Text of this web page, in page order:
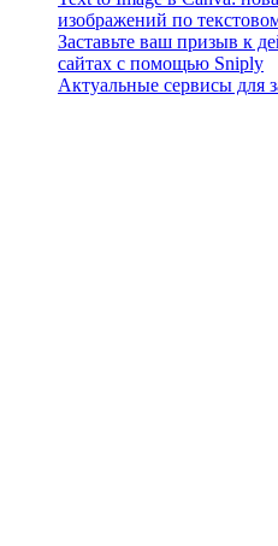
изображений по
Заставьте ваш призыв к
сайтах с помощью Sniply
Актуальные сервисы для